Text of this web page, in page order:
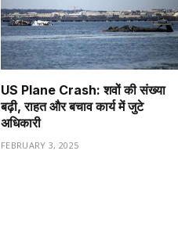
US Plane Crash: शवों की संख्या
बढ़ी, राहत और बचाव कार्य में जुटे
अधिकारी
FEBRUARY 3, 2025